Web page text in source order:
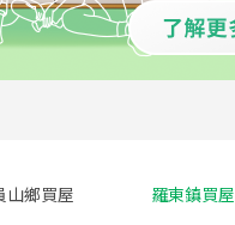
山鄉買屋 羅東鎮買屋